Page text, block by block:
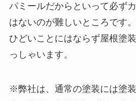
パミールだからといって必ず
はないのが難しいところです
ひどいことにはならず屋根塗
っしゃいます。
※弊社は、通常の塗装には塗